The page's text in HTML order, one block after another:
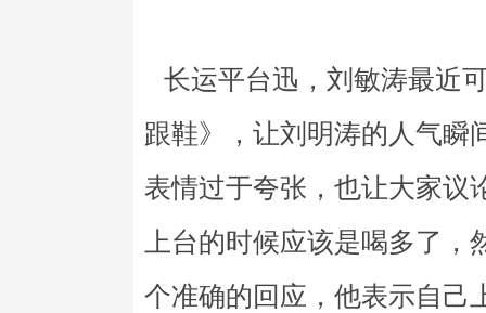
长运平台迅，刘敏涛最近
跟鞋》，让刘明涛的人气瞬
表情过于夸张，也让大家议
上台的时候应该是喝多了
个准确的回应，他表示自己